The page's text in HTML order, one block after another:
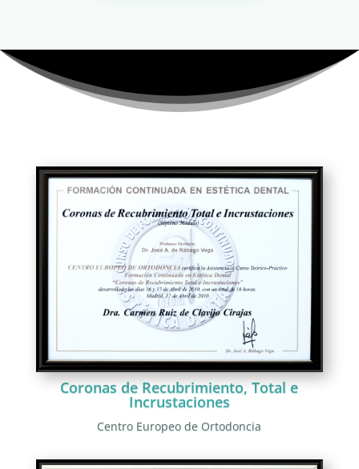
Coronas de Recubrimiento, Total e
Incrustaciones
Centro Europeo de Ortodoncia